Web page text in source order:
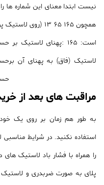
نیست ابتدا معنای این شماره ها
همچون 165 65 13
مراقبت های بعد از
به طور هم زمان بر روی یک
استفاده نکنید. در شرایط مناسبی
را همراه با فشار باد لاستیک
پلای به صورت ضربدری و لاستیک